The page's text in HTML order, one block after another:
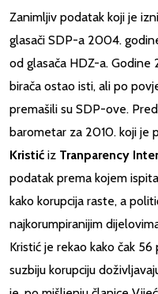
Zanimljiv podatak koji je
glasači SDP-a 2004.
od glasača HDZ-a.
birača ostao isti, ali po
premašili su SDP-ove.
barometar za 2010. koji je
Kristić iz Tranparency
podatak prema kojem
kako korupcija raste, a
najkorumpiranijim
Kristić je rekao kako čak
suzbiju korupciju